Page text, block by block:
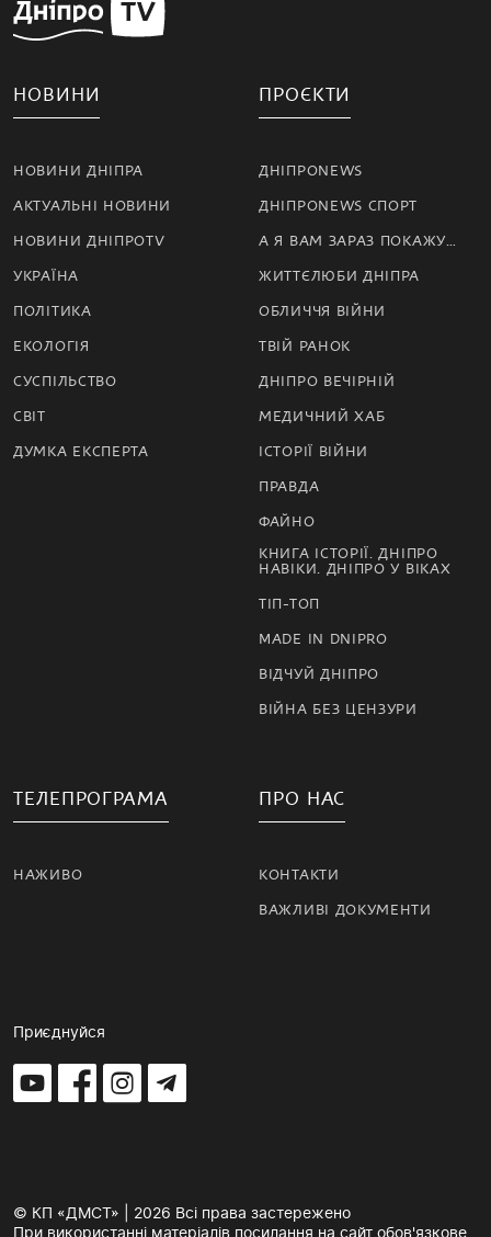
НОВИНИ
НОВИНИ ДНІПРА
АКТУАЛЬНІ НОВИНИ
НОВИНИ ДНІПРОTV
УКРАЇНА
ПОЛІТИКА
ЕКОЛОГІЯ
СУСПІЛЬСТВО
СВІТ
ДУМКА ЕКСПЕРТА
ПРОЄКТИ
ДНІПРОNEWS
ДНІПРОNEWS СПОРТ
А Я ВАМ ЗАРАЗ ПОКАЖУ…
ЖИТТЄЛЮБИ ДНІПРА
ОБЛИЧЧЯ ВІЙНИ
ТВІЙ РАНОК
ДНІПРО ВЕЧІРНІЙ
МЕДИЧНИЙ ХАБ
ІСТОРІЇ ВІЙНИ
ПРАВДА
ФАЙНО
КНИГА ІСТОРІЇ. ДНІПРО
НАВІКИ. ДНІПРО У ВІКАХ
ТІП-ТОП
MADE IN DNIPRO
ВІДЧУЙ ДНІПРО
ВІЙНА БЕЗ ЦЕНЗУРИ
ТЕЛЕПРОГРАМА
НАЖИВО
ПРО НАС
КОНТАКТИ
ВАЖЛИВІ ДОКУМЕНТИ
Приєднуйся
© КП «ДМСТ» | 2026 Всі права застережено
При використанні матеріалів посилання на сайт обов'язкове